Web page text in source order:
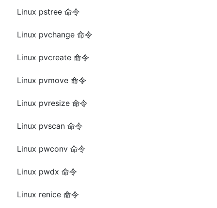
Linux pstree 命令
Linux pvchange 命令
Linux pvcreate 命令
Linux pvmove 命令
Linux pvresize 命令
Linux pvscan 命令
Linux pwconv 命令
Linux pwdx 命令
Linux renice 命令